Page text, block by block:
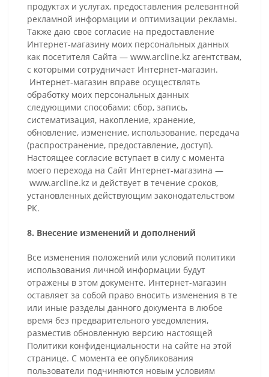
продуктах и услугах, предоставления релевантной
рекламной информации и оптимизации рекламы.
Также даю свое согласие на предоставление
Интернет-магазину моих персональных данных
как посетителя Сайта — www.arcline.kz агентствам,
с которыми сотрудничает Интернет-магазин.
Интернет-магазин вправе осуществлять
обработку моих персональных данных
следующими способами: сбор, запись,
систематизация, накопление, хранение,
обновление, изменение, использование, передача
(распространение, предоставление, доступ).
Настоящее согласие вступает в силу с момента
моего перехода на Сайт Интернет-магазина —
www.arcline.kz и действует в течение сроков,
установленных действующим законодательством
РК.
8. Внесение изменений и дополнений
Все изменения положений или условий политики
использования личной информации будут
отражены в этом документе. Интернет-магазин
оставляет за собой право вносить изменения в те
или иные разделы данного документа в любое
время без предварительного уведомления,
разместив обновленную версию настоящей
Политики конфиденциальности на сайте на этой
странице. С момента ее опубликования
пользователи подчиняются новым условиям